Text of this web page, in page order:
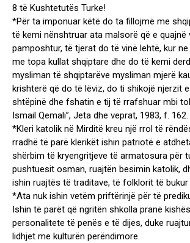
8 të Kushtetutës Turke!
*Për ta imponuar këtë do ta fillojmë me
të kemi nënshtruar ata malsorë që e quajnë
pamposhtur, të tjerat do të vinë lehtë, kur
me topa kullat shqiptare dhe do të kemi
mysliman të shqiptarëve mysliman mjerë
krishterë që do të lëviz, do ti shikojë njerzit
shtëpinë dhe fshatin e tij të rrafshuar mbi
Ismail Qemali”, Jeta dhe veprat, 1983, f. 162.
*Kleri katolik në Mirditë kreu një rrol të
rradhë të parë klerikët ishin patriotë e
shërbim të kryengritjeve të armatosura për
pushtuesit osman, ruajtën besimin katolik,
ishin ruajtës të traditave, të folklorit të bukur
*Ata nuk ishin vetëm priftërinjë për të
Ishin të parët që ngritën shkolla pranë
personalitete të penës e të dijes, duke
lidhjet me kulturën perëndimore.